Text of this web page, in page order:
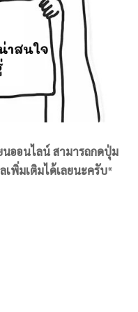
นออนไลน์ สามารถกดปุ่ม
พิ่มเติมได้เลยนะครับ*